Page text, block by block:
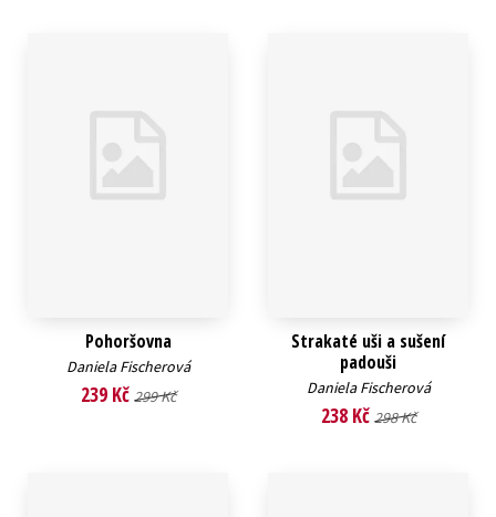
Pohoršovna
Daniela Fischerová
239 Kč 299 Kč
Strakaté uši a sušení
padouši
Daniela Fischerová
238 Kč 298 Kč